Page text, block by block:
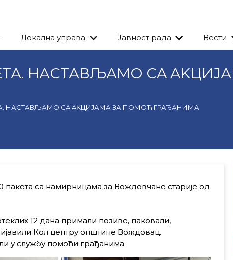
Локална управа Јавност рада Вести
НАСТАВЉАМО СA
НАСТАВЉАМО СA AKЦИЈАМА ЗА ПОМОЋ ГРАЂАНИМА
са намирницама за Вождовчане старије од
12 дана примали позиве, паковали,
Кол центру општине Вождовац.
у службу помоћи грађанима.